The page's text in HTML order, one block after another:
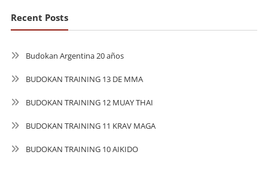
Recent Posts
Budokan Argentina 20 años
BUDOKAN TRAINING 13 DE MMA
BUDOKAN TRAINING 12 MUAY THAI
BUDOKAN TRAINING 11 KRAV MAGA
BUDOKAN TRAINING 10 AIKIDO